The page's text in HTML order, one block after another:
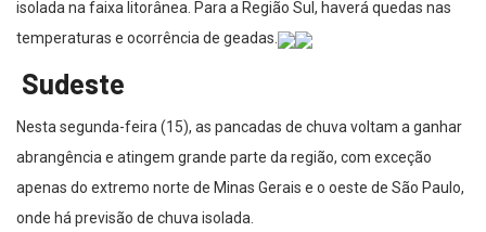
isolada na faixa litorânea. Para a Região Sul, haverá quedas nas
temperaturas e ocorrência de geadas.
Sudeste
Nesta segunda-feira (15), as pancadas de chuva voltam a ganhar
abrangência e atingem grande parte da região, com exceção
apenas do extremo norte de Minas Gerais e o oeste de São Paulo,
onde há previsão de chuva isolada.